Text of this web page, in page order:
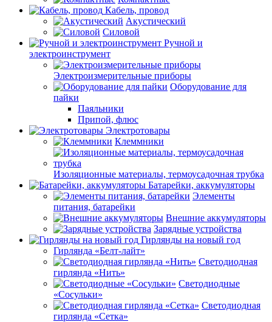
Кабель, провод
Акустический
Силовой
Ручной и
электроинструмент
Электроизмерительные приборы
Оборудование для
пайки
Паяльники
Припой, флюс
Электротовары
Клеммники
Изоляционные материалы, термоусадочная трубка
Батарейки, аккумуляторы
Элементы
питания, батарейки
Внешние аккумуляторы
Зарядные устройства
Гирлянды на новый год
Гирлянда «Белт-лайт»
Светодиодная
гирлянда «Нить»
Светодиодные
«Сосульки»
Светодиодная
гирлянда «Сетка»